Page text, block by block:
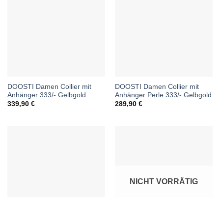
DOOSTI Damen Collier mit
Anhänger 333/- Gelbgold
339,90 €
DOOSTI Damen Collier mit
Anhänger Perle 333/- Gelbgold
289,90 €
NICHT VORRÄTIG